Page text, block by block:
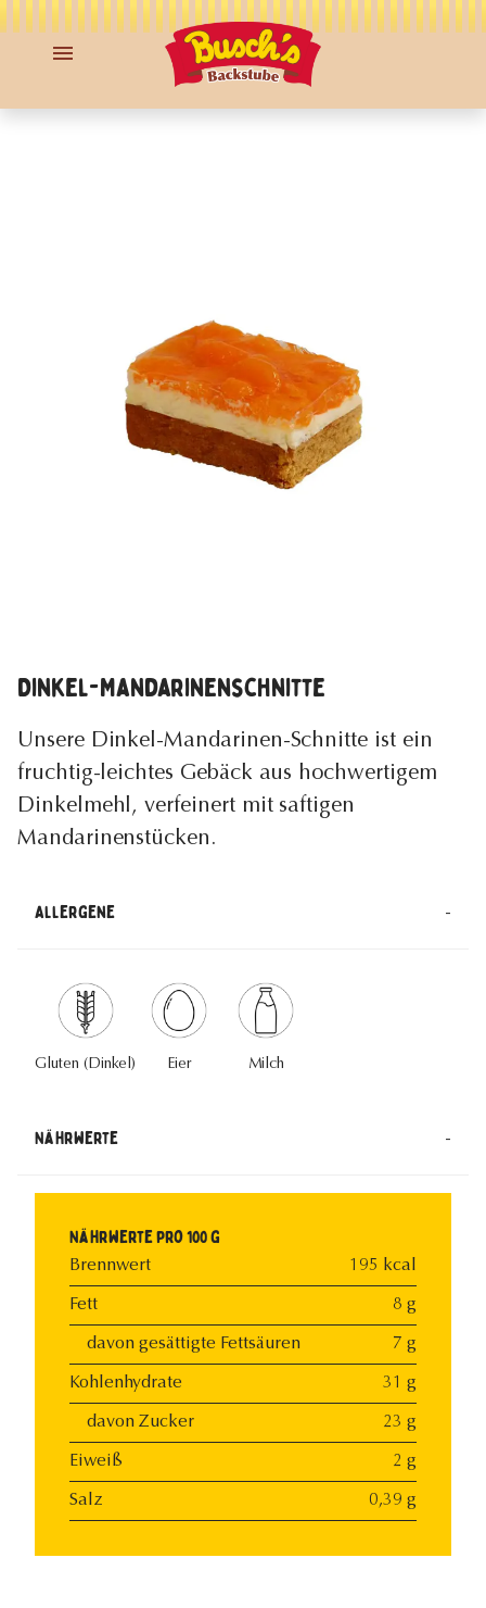
Dinkel-Mandarinenschnitte
Unsere Dinkel-Mandarinen-Schnitte ist ein
fruchtig-leichtes Gebäck aus hochwertigem
Dinkelmehl, verfeinert mit saftigen
Mandarinenstücken.
Allergene -
Gluten (Dinkel) Eier Milch
Nährwerte -
Nährwerte pro 100 g
Brennwert 195 kcal
Fett 8 g
davon gesättigte Fettsäuren 7 g
Kohlenhydrate 31 g
davon Zucker 23 g
Eiweiß 2 g
Salz 0,39 g